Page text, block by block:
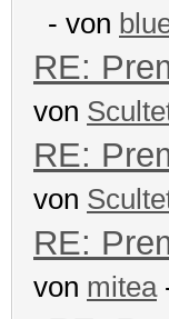
- von
RE:
von
RE:
von
RE:
von mitea